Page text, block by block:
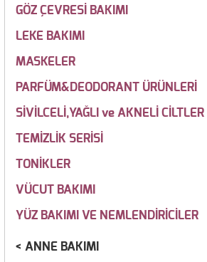
GÖZ ÇEVRESİ BAKIMI
LEKE BAKIMI
MASKELER
PARFÜM&DEODORANT ÜRÜNLERİ
SİVİLCELİ,YAĞLI ve AKNELİ CİLTLER
TEMİZLİK SERİSİ
TONİKLER
VÜCUT BAKIMI
YÜZ BAKIMI VE NEMLENDİRİCİLER
ANNE BAKIMI